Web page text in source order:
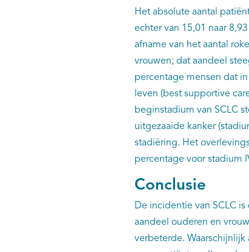
Het absolute aantal
echter van 15,01 naar
afname van het aantal
vrouwen; dat aandeel
percentage mensen dat
leven (best supportive
beginstadium van SCLC
uitgezaaide kanker
stadiëring. Het
percentage voor stadium
Conclusie
De incidentie van SCLC
aandeel ouderen en
verbeterde.